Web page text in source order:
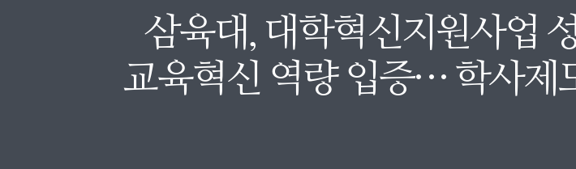
삼육대, 대학혁신지원사업
교육혁신 역량 입증… 학사제